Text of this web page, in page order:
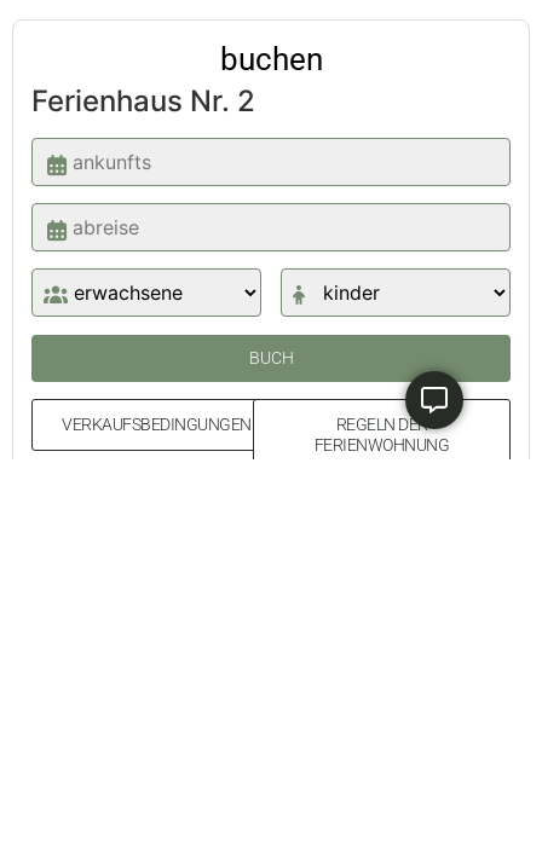
buchen
Ferienhaus Nr. 2
VERKAUFSBEDINGUNGEN
REGELN DER
FERIENWOHNUNG